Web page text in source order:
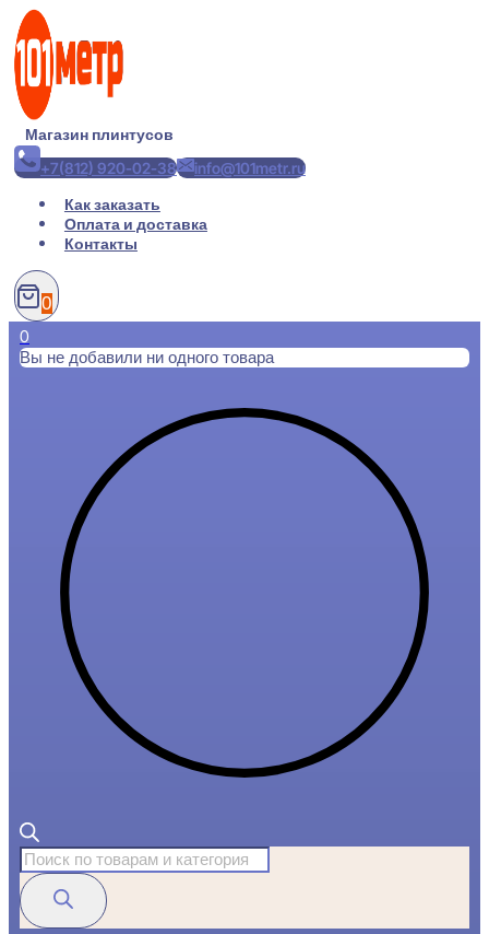
Перейти
содержимому
Магазин плинтусов
+7(812) 920-02-38
info@101metr.ru
Как заказать
Оплата и доставка
Контакты
0
0
Вы не добавили ни одного товара
Поиск
товаров